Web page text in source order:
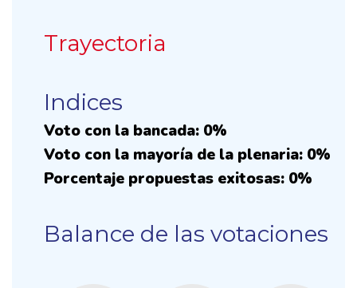
Trayectoria
Indices
Voto con la bancada: 0%
Voto con la mayoría de la plenaria: 0%
Porcentaje propuestas exitosas: 0%
Balance de las votaciones